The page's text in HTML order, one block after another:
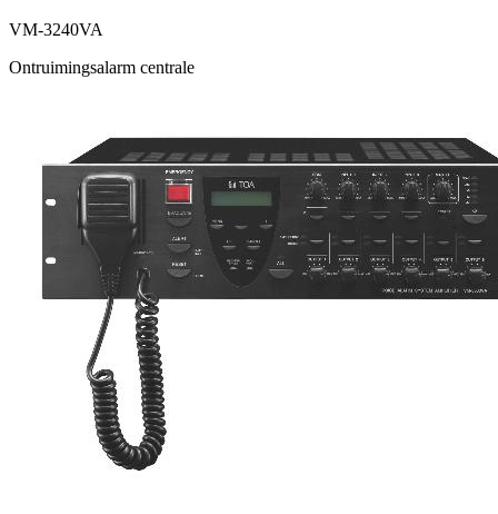
VM-3240VA
Ontruimingsalarm centrale